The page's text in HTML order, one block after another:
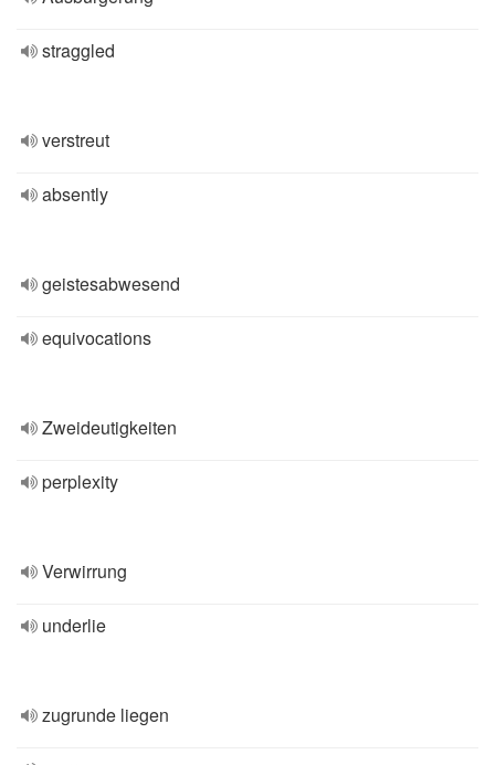
straggled
verstreut
absently
geistesabwesend
equivocations
Zweideutigkeiten
perplexity
Verwirrung
underlie
zugrunde liegen